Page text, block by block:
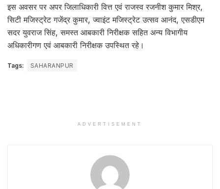
इस अवसर पर अपर जिलाधिकारी वित्त एवं राजस्व रजनीश कुमार मिश्र,
सिटी मजिस्ट्रेट गजेंद्र कुमार, ज्वाइंट मजिस्ट्रेट उत्सव आनंद, एसडीएम
सदर युवराज सिंह, समस्त आबकारी निरीक्षक सहित अन्य विभागीय
अधिकारीगण एवं आबकारी निरीक्षक उपस्थित रहे।
Tags: SAHARANPUR
ADVERTISEMENT